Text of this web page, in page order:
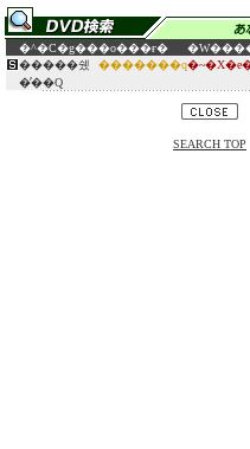
�^�C�g���o���ғ�
�����쉤
�̕��Q
�������q
SEARCH TOP